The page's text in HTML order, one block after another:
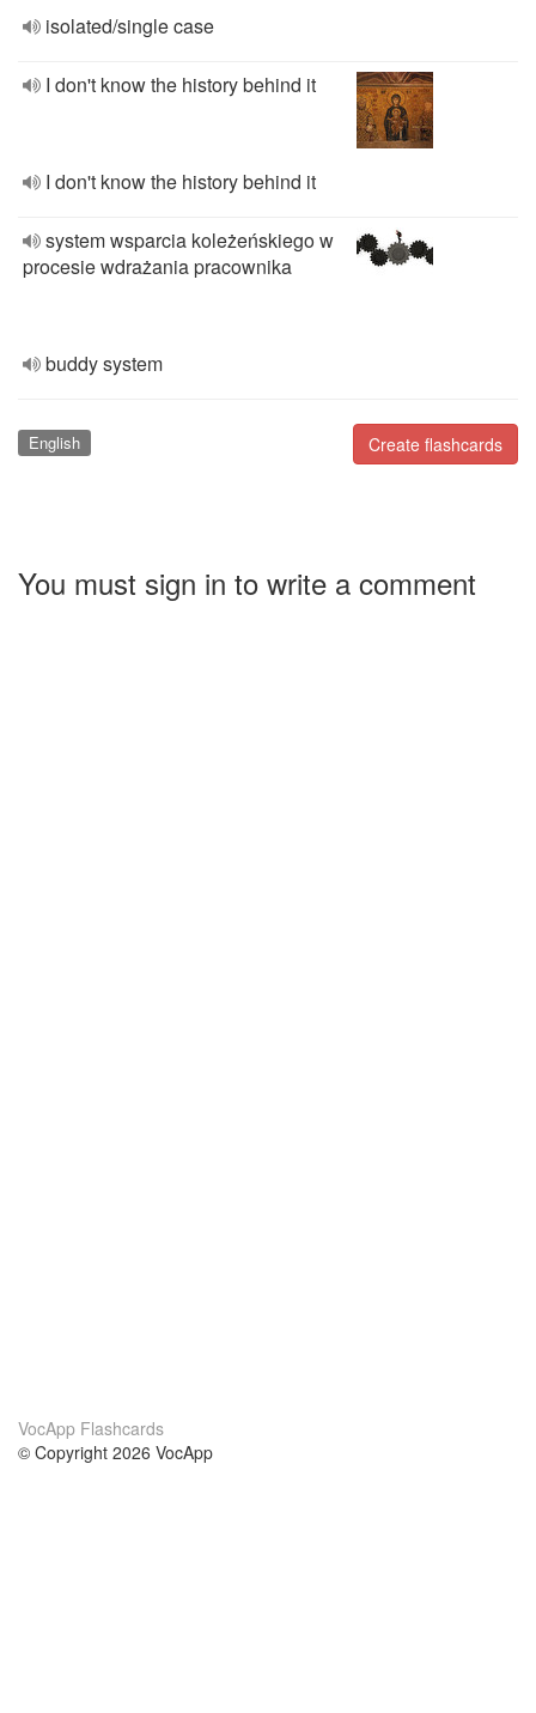
isolated/single case
I don't know the history behind it
I don't know the history behind it
system wsparcia koleżeńskiego w
procesie wdrażania pracownika
buddy system
Create flashcards
English
You must sign in to write a comment
VocApp Flashcards
© Copyright 2026 VocApp